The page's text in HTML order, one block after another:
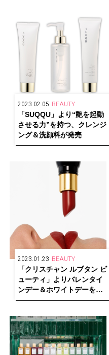
2023.02.05 BEAUTY
「SUQQU」より“艶を起動
させる力”を持つ、クレンジ
ング＆洗顔料が発売
2023.01.23 BEAUTY
「クリスチャン ルブタン ビ
ューティ」よりバレンタイ
ンデー＆ホワイトデーを彩
る、おすすめのリップ&フレ